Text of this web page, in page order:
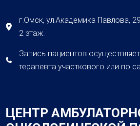
г.Омск, ул.Академика Павлова,
2 этаж.
Запись пациентов
терапевта участкового или по
ЦЕНТР